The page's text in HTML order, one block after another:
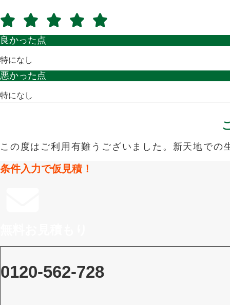
良かった点
特になし
悪かった点
特になし
この度はご利用有難うございました。新天地での
条件入力で仮見積！
0120-562-728